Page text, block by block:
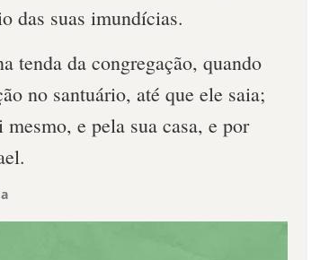
das suas imundícias.
tenda da congregação, quando
no santuário, até que ele saia;
e pela sua casa, e por